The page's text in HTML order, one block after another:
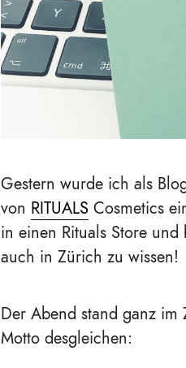
Gestern wurde ich als
von RITUALS Cosmetics
in einen Rituals Store
auch in Zürich zu wissen!
Der Abend stand ganz im
Motto desgleichen: